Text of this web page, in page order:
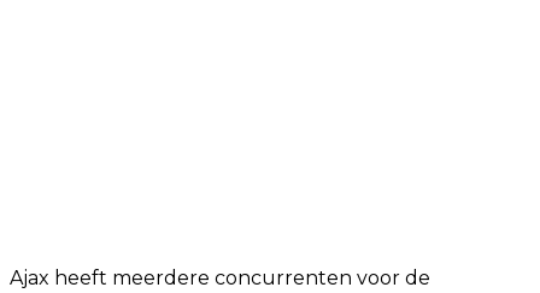
Ajax heeft meerdere concurrenten voor de